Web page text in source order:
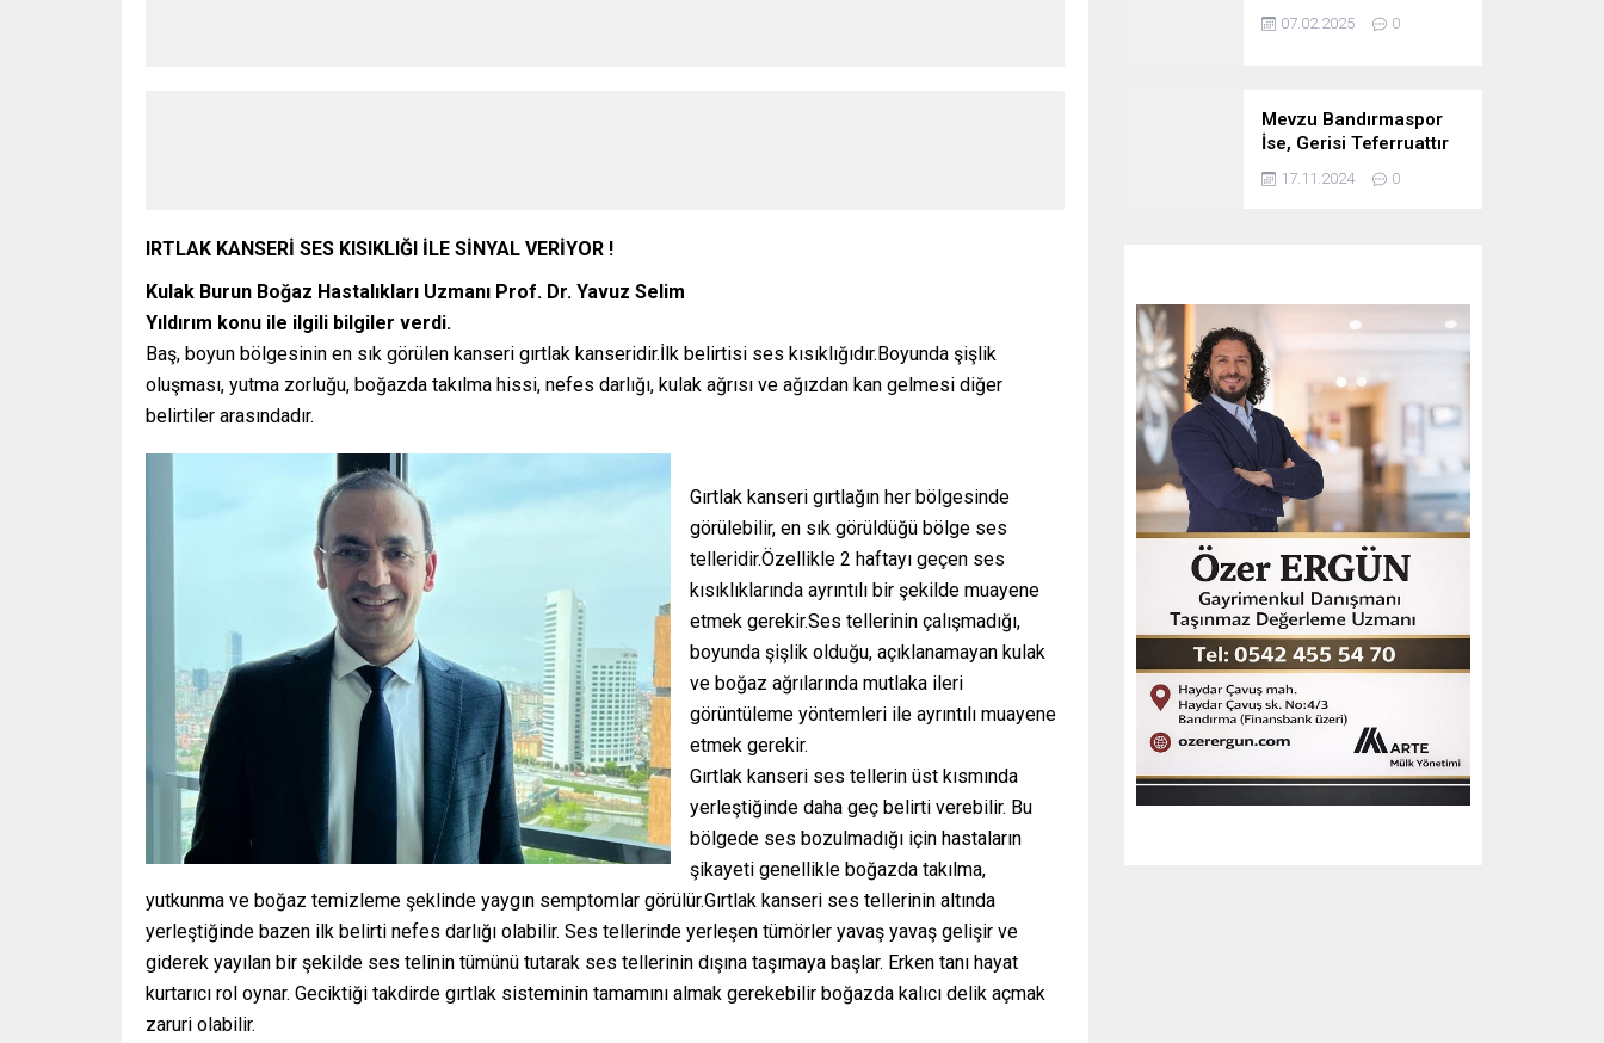
IRTLAK KANSERİ SES KISIKLIĞI İLE SİNYAL VERİYOR !
Kulak Burun Boğaz Hastalıkları Uzmanı Prof. Dr. Yavuz Selim
Yıldırım konu ile ilgili bilgiler verdi.
Baş, boyun bölgesinin en sık görülen kanseri gırtlak kanseridir.İlk belirtisi ses kısıklığıdır.Boyunda şişlik
oluşması, yutma zorluğu, boğazda takılma hissi, nefes darlığı, kulak ağrısı ve ağızdan kan gelmesi diğer
belirtiler arasındadır.
Gırtlak kanseri gırtlağın her bölgesinde
görülebilir, en sık görüldüğü bölge ses
telleridir.Özellikle 2 haftayı geçen ses
kısıklıklarında ayrıntılı bir şekilde muayene
etmek gerekir.Ses tellerinin çalışmadığı,
boyunda şişlik olduğu, açıklanamayan kulak
ve boğaz ağrılarında mutlaka ileri
görüntüleme yöntemleri ile ayrıntılı muayene
etmek gerekir.
Gırtlak kanseri ses tellerin üst kısmında
yerleştiğinde daha geç belirti verebilir. Bu
bölgede ses bozulmadığı için hastaların
şikayeti genellikle boğazda takılma,
yutkunma ve boğaz temizleme şeklinde yaygın semptomlar görülür.Gırtlak kanseri ses tellerinin altında
yerleştiğinde bazen ilk belirti nefes darlığı olabilir. Ses tellerinde yerleşen tümörler yavaş yavaş gelişir ve
giderek yayılan bir şekilde ses telinin tümünü tutarak ses tellerinin dışına taşımaya başlar. Erken tanı hayat
kurtarıcı rol oynar. Geciktiği takdirde gırtlak sisteminin tamamını almak gerekebilir boğazda kalıcı delik açmak
zaruri olabilir.
07.02.2025 0
Mevzu Bandırmaspor
İse, Gerisi Teferruattır
17.11.2024 0